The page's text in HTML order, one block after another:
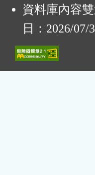
資料庫內容
日：2026/07/